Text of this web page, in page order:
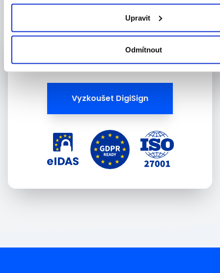
Upravit
Odmítnout
každýs mobilem.
nově i s Bankovní identitou
Vyzkoušet DigiSign